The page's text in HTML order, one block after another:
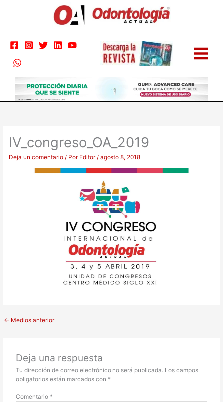
IV_congreso_OA_2019
Deja un comentario / Por Editor/agosto 8, 2018
← Medios anterior
Deja una respuesta
Tu dirección de correo electrónico no será publicada. Los campos
obligatorios están marcados con *
Comentario *